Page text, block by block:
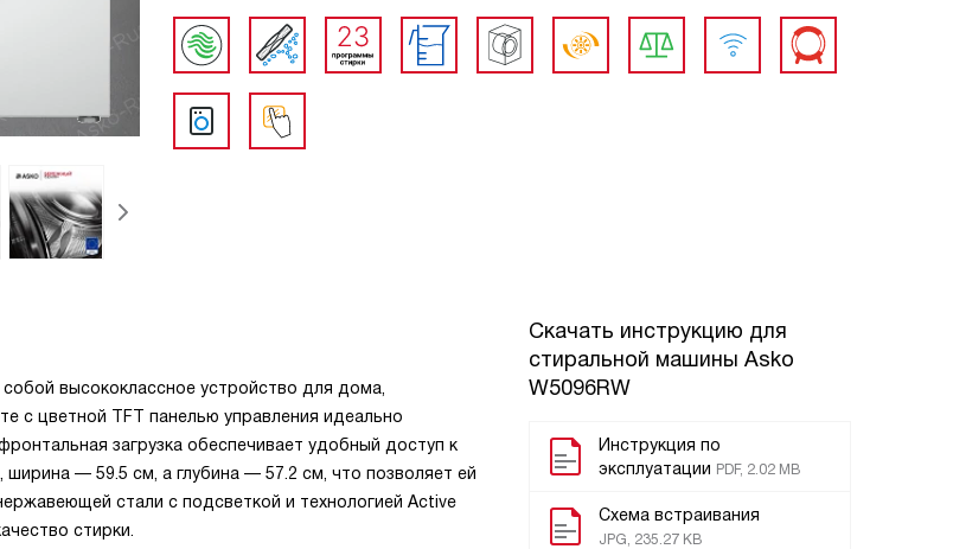
Скачать инструкцию для
стиральной машины Asko
W5096RW
Инструкция по
эксплуатации PDF, 2.02 MB
Схема встраивания
JPG, 235.27 KB
высококлассное устройство для дома,
с цветной TFT панелью управления идеально
загрузка обеспечивает удобный доступ к
— 59.5 см, а глубина — 57.2 см, что позволяет ей
стали с подсветкой и технологией Active
стирки.